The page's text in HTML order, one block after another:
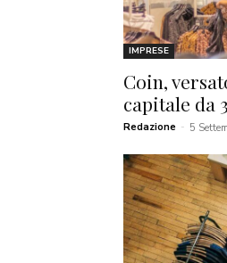
IMPRESE
Coin,
capitale da
Redazione - 5